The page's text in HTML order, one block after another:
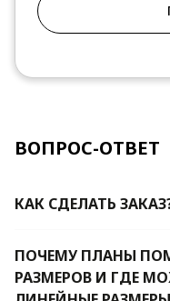
ВОПРОС-ОТВЕТ
КАК СДЕЛАТЬ
ПОЧЕМУ ПЛАНЫ
РАЗМЕРОВ И ГДЕ